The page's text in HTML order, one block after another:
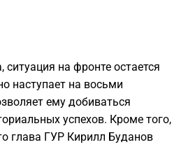
ситуация на фронте остается
наступает на восьми
ему добиваться
успехов. Кроме того,
глава ГУР Кирилл Буданов